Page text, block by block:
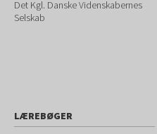
Det Kgl. Danske Videnskabernes
Selskab
LÆREBØGER